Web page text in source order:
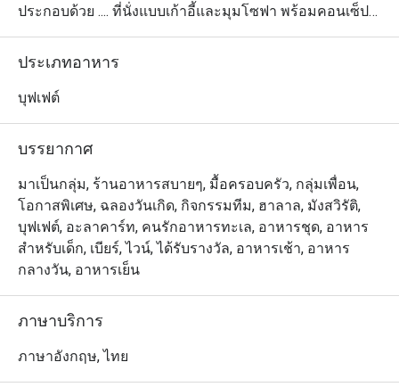
ประกอบด้วย .... ที่นั่งแบบเก้าอี้และมุมโซฟา พร้อมคอนเซ็ปต์
ใหม่ด้วยอาหารเลิศรสและบรรยากาศที่เป็นกันเองใจกลาง
กรุงเทพฯ
โดยห้องอาหารเวนติซี ประกอบด้วยครัวเปิด 2 โซน คือครัว
สามารถมองเห็นเชฟปรุงอาหารได้อีกด้วย
ที่ครัวอาหารไทยนั้น จะมีการผสมผสานอาหารไทยต้นตำรับ
และอาหารสมัยใหม่ที่เข้ากันอย่างลงตัวในขณะที่ครัว
อาหารอิตาเลียนจะนำเสนออาหารอิตาเลียนแบบดั้งเดิมด้วย
ไม่ว่าจะเป็นมื้ออาหารไหนให้ห้องอาหารเวนติซีเป็นหนึ่งใน
ตัวเลือกที่ลงตัวที่สุดสำหรับมื้ออาหารของคุณ ด้วยการผสม
ประเภทอาหาร
บุฟเฟต์
บรรยากาศ
มาเป็นกลุ่ม, ร้านอาหารสบายๆ, มื้อครอบครัว, กลุ่มเพื่อน,
โอกาสพิเศษ, ฉลองวันเกิด, กิจกรรมทีม, ฮาลาล, มังสวิรัติ,
บุฟเฟต์, อะลาคาร์ท, คนรักอาหารทะเล, อาหารชุด, อาหาร
สำหรับเด็ก, เบียร์, ไวน์, ได้รับรางวัล, อาหารเช้า, อาหาร
กลางวัน, อาหารเย็น
ภาษาบริการ
ภาษาอังกฤษ, ไทย